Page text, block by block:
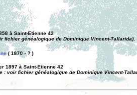
à Saint-Etienne 42
fichier généalogique de Dominique Vincent-Tallarida).
( 1870 - ? )
1897 à Saint-Etienne 42
: voir fichier généalogique de Dominique Vincent-